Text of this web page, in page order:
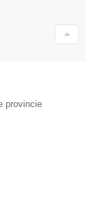
provincie